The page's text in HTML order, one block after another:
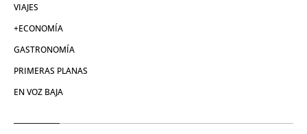
VIAJES
+ECONOMÍA
GASTRONOMÍA
PRIMERAS PLANAS
EN VOZ BAJA